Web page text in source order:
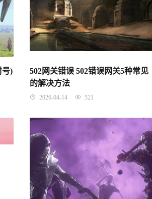
号)
502网关错误 502错误网关5种常见
的解决方法
2026-04-14 521